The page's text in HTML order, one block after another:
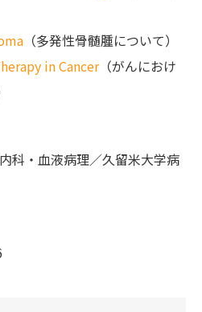
（多発性骨髄腫について）
in Cancer（がんにおけ
科・血液病理／久留米大学病